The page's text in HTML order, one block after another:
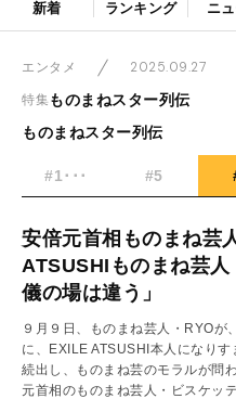
新着 ランキング ニ
エンタメ 2025.09.27
特集ものまねスター列伝
ものまねスター列伝
#1･･･ #5
安倍元首相ものまね芸
ATSUSHIものまね芸
儀の場は違う」
９月９日、ものまね芸人・RYOが
に、EXILE ATSUSHI本人になり
続出し、ものまね芸のモラルが問
元首相のものまね芸人・ビスケッ